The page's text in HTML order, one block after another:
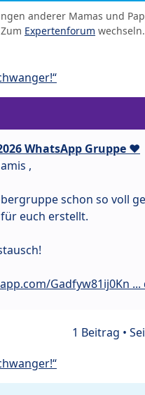
anderer Mamas und
Expertenforum wechseln.
WhatsApp Gruppe ❤️
,
schon so voll
euch erstellt.
Gadfyw81ij0Kn ...
1 Beitrag •